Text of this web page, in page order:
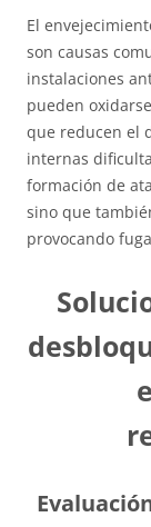
El
son causas
instalaciones
pueden
que reducen el
internas
formación de
sino que
provocando